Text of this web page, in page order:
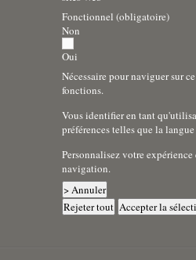
Fonctionnel (obligatoire)
Non
Oui
Nécessaire pour naviguer sur
fonctions.
Vous identifier en tant
préférences telles que la
Personnalisez votre
navigation.
> Annuler
Rejeter tout Accepter la